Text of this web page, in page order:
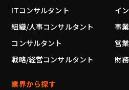
ITコンサルタント
イ
組織/人事コンサルタント
事
コンサルタント
営業
戦略/経営コンサルタント
財
業界から探す